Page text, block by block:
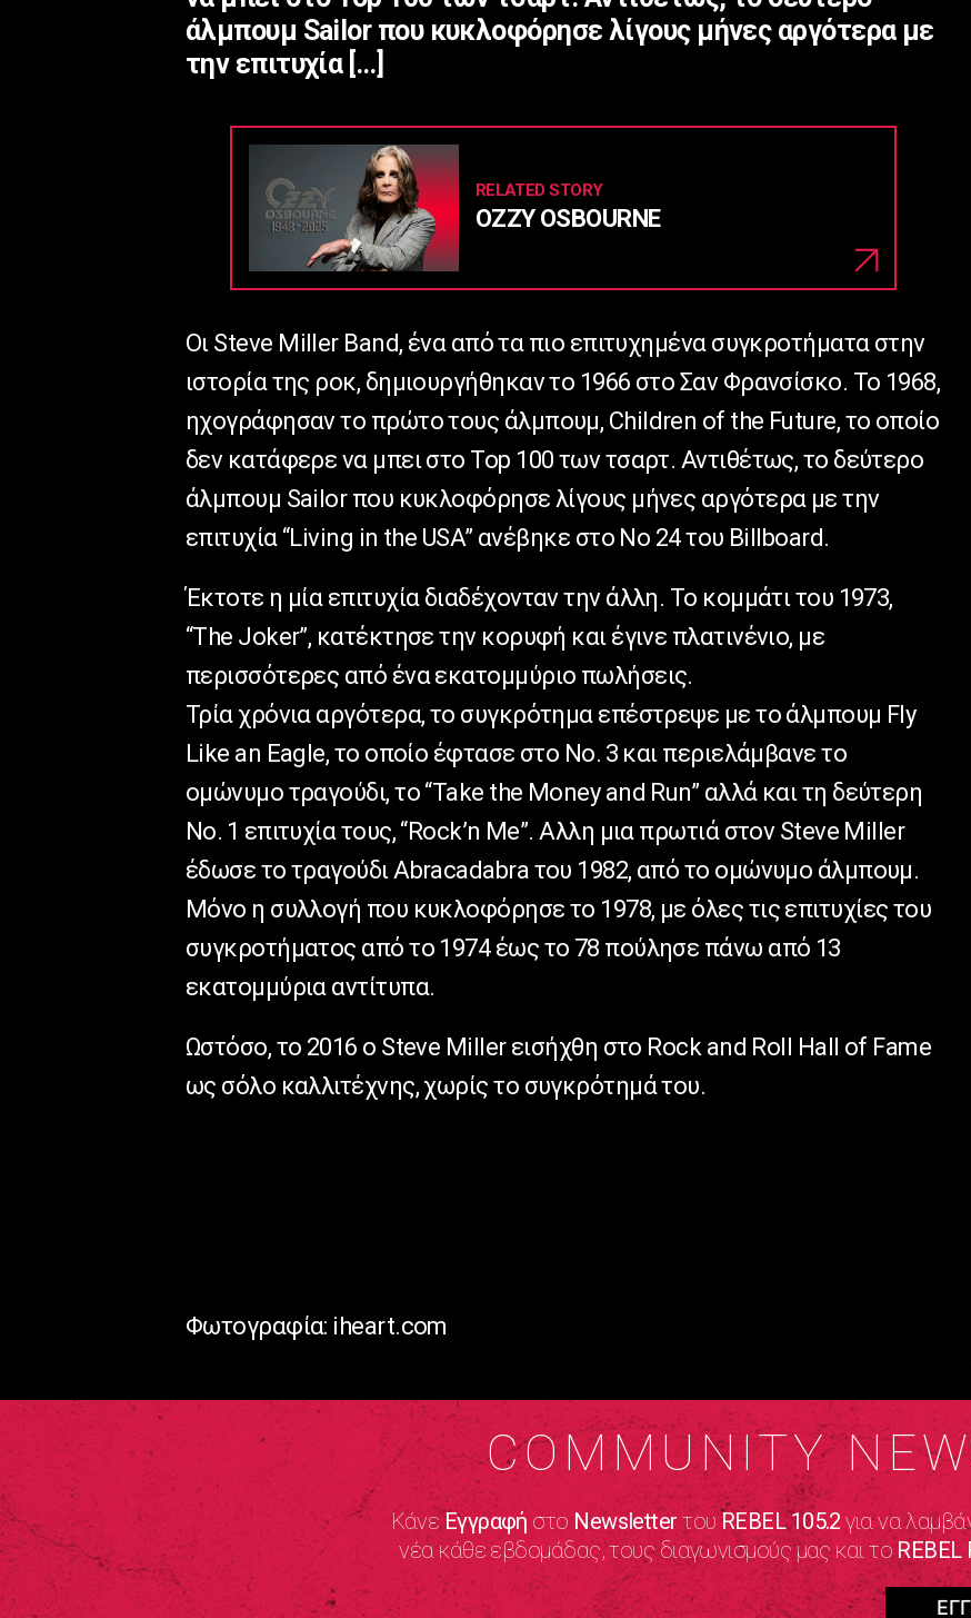
άλμπουμ Sailor που κυκλοφόρησε λίγους μήνες αργότερα με
την επιτυχία […]
RELATED STORY
OZZY OSBOURNE
Οι Steve Miller Band, ένα από τα πιο επιτυχημένα συγκροτήματα στην
ιστορία της ροκ, δημιουργήθηκαν το 1966 στο Σαν Φρανσίσκο. Το 1968,
ηχογράφησαν το πρώτο τους άλμπουμ, Children of the Future, το οποίο
δεν κατάφερε να μπει στο Top 100 των τσαρτ. Αντιθέτως, το δεύτερο
άλμπουμ Sailor που κυκλοφόρησε λίγους μήνες αργότερα με την
επιτυχία “Living in the USA” ανέβηκε στο Νο 24 του Billboard.
Έκτοτε η μία επιτυχία διαδέχονταν την άλλη. Το κομμάτι του 1973,
“The Joker”, κατέκτησε την κορυφή και έγινε πλατινένιο, με
περισσότερες από ένα εκατομμύριο πωλήσεις.
Τρία χρόνια αργότερα, το συγκρότημα επέστρεψε με το άλμπουμ Fly
Like an Eagle, το οποίο έφτασε στο No. 3 και περιελάμβανε το
ομώνυμο τραγούδι, το “Take the Money and Run” αλλά και τη δεύτερη
No. 1 επιτυχία τους, “Rock’n Me”. Αλλη μια πρωτιά στον Steve Miller
έδωσε το τραγούδι Abracadabra του 1982, από το ομώνυμο άλμπουμ.
Μόνο η συλλογή που κυκλοφόρησε το 1978, με όλες τις επιτυχίες του
συγκροτήματος από το 1974 έως το 78 πούλησε πάνω από 13
εκατομμύρια αντίτυπα.
Ωστόσο, το 2016 ο Steve Miller εισήχθη στο Rock and Roll Hall of Fame
ως σόλο καλλιτέχνης, χωρίς το συγκρότημά του.
Φωτογραφία: iheart.com
COMMUNITY
ΚάνεΕγγραφή στο Newsletter τουREBEL 105.2 για να
νέα κάθε εβδομάδας, τους διαγωνισμούς μας και τοREBEL